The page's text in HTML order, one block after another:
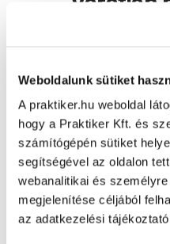
Weboldalunk sütiket
A praktiker.hu weboldal
hogy a Praktiker Kft. és
számítógépén sütiket
segítségével az oldalon
webanalitikai és
megjelenítése céljából
az adatkezelési
Oldal